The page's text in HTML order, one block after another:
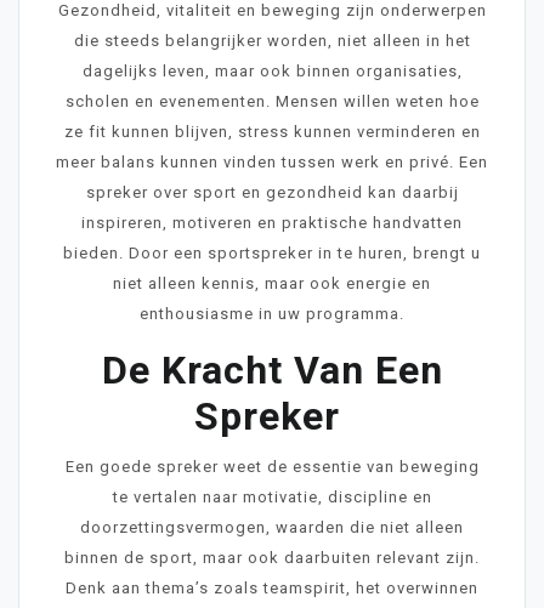
Gezondheid, vitaliteit en beweging zijn onderwerpen
die steeds belangrijker worden, niet alleen in het
dagelijks leven, maar ook binnen organisaties,
scholen en evenementen. Mensen willen weten hoe
ze fit kunnen blijven, stress kunnen verminderen en
meer balans kunnen vinden tussen werk en privé. Een
spreker over sport en gezondheid kan daarbij
inspireren, motiveren en praktische handvatten
bieden. Door een sportspreker in te huren, brengt u
niet alleen kennis, maar ook energie en
enthousiasme in uw programma.
De Kracht Van Een
Spreker
Een goede spreker weet de essentie van beweging
te vertalen naar motivatie, discipline en
doorzettingsvermogen, waarden die niet alleen
binnen de sport, maar ook daarbuiten relevant zijn.
Denk aan thema’s zoals teamspirit, het overwinnen